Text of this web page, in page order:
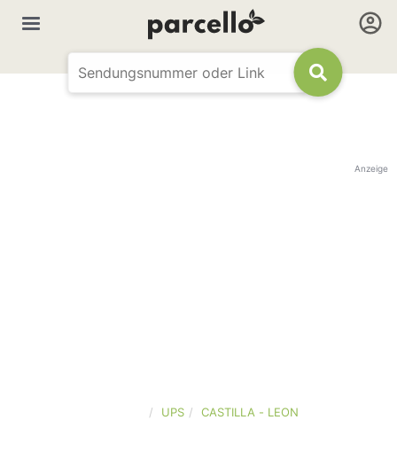
Anzeige
UPS CASTILLA - LEON